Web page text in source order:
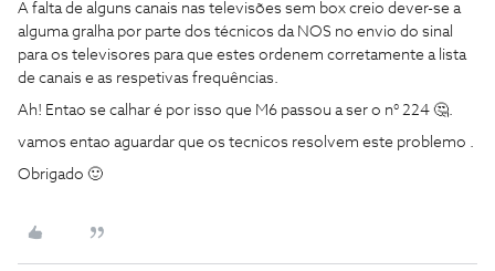
A falta de alguns canais nas televisões sem box creio dever-se a
alguma gralha por parte dos técnicos da NOS no envio do sinal
para os televisores para que estes ordenem corretamente a lista
de canais e as respetivas frequências.
Ah! Entao se calhar é por isso que M6 passou a ser o n° 224 🤔.
vamos entao aguardar que os tecnicos resolvem este problemo .
Obrigado 🙂